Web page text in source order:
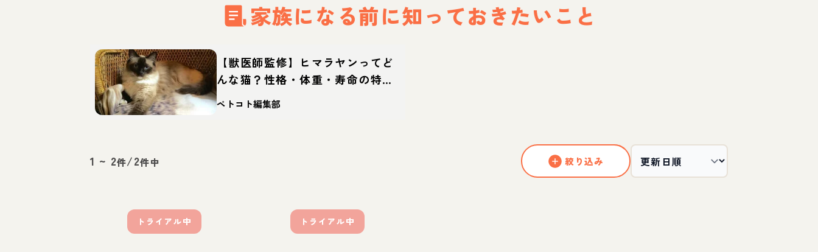
家族になる前に知っておきたいこと
【獣医師監修】ヒマラヤンってど
んな猫？性格・体重・寿命の特
徴・迎え方
ペトコト編集部
1 ~ 2件/2件中 絞り込み
トライアル中 トライアル中